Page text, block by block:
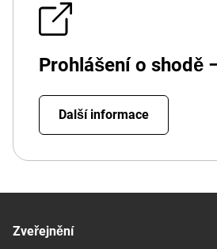
Prohlášení o shodě
Další informace
Zveřejnění